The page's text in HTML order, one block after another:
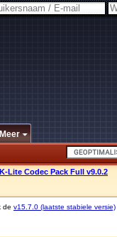
Meer
K-Lite Codec Pack Full v9.0.2
de v15.7.0 (laatste stabiele versie)